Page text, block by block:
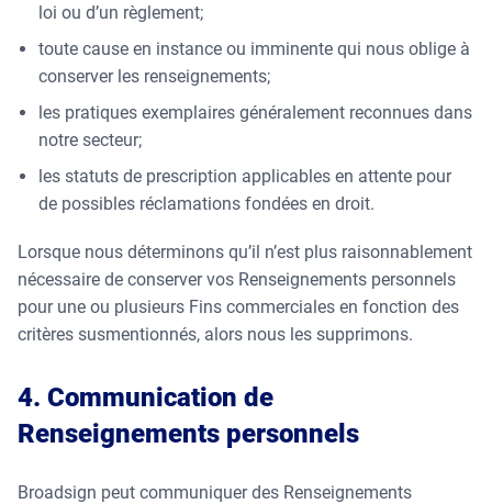
loi ou d’un règlement;
toute cause en instance ou imminente qui nous oblige à
conserver les renseignements;
les pratiques exemplaires généralement reconnues dans
notre secteur;
les statuts de prescription applicables en attente pour
de possibles réclamations fondées en droit.
Lorsque nous déterminons qu’il n’est plus raisonnablement
nécessaire de conserver vos Renseignements personnels
pour une ou plusieurs Fins commerciales en fonction des
critères susmentionnés, alors nous les supprimons.
4. Communication de
Renseignements personnels
Broadsign peut communiquer des Renseignements